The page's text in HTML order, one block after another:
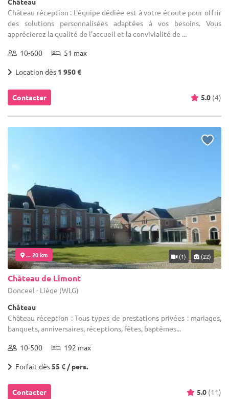
Château réception : L'équipe dédiée est à votre écoute pour offrir
des solutions personnalisées adaptées à vos besoins. Vous
apprécierez la qualité de l'accueil et la convivialité de ...
10-600 51 max
Location dès 1 950 €
Contacter 5.0 (4)
... 20 km (1) (22)
Château de Limont
Donceel - Liège (WLG)
Château
Château réception : Tous types de prestations privées : mariages,
banquets, anniversaires, réceptions, fêtes, baptêmes...
10-500 192 max
Forfait dès55 € / pers.
Contacter 5.0 (11)